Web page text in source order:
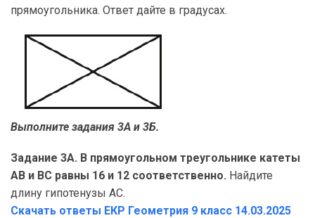
прямоугольника. Ответ дайте в градусах.
Выполните задания 3А и 3Б.
Задание 3А. В прямоугольном треугольнике катеты
AB и BC равны 16 и 12 соответственно. Найдите
длину гипотенузы AC.
Скачать ответы ЕКР Геометрия 9 класс 14.03.2025